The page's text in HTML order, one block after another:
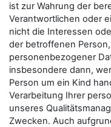
ist zur Wahrung der
Verantwortlichen oder
nicht die Interessen
der betroffenen
personenbezogener
insbesondere dann,
Person um ein Kind
Verarbeitung Ihrer
unseres
Zwecken. Auch